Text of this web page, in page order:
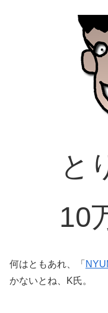
と
10
何はともあれ、「
かないとね、K氏。